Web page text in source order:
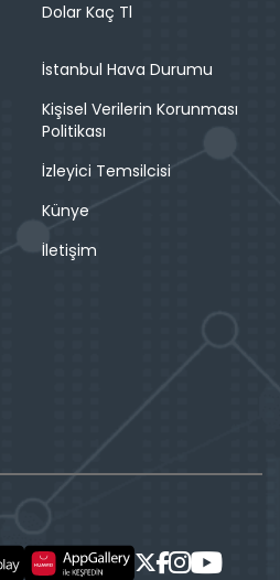
Dolar Kaç Tl
İstanbul Hava Durumu
Kişisel Verilerin Korunması
Politikası
İzleyici Temsilcisi
Künye
İletişim